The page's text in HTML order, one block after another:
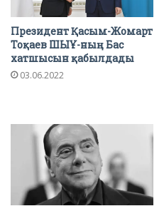
Президент Қасым-Жомарт
Тоқаев ШЫҰ-ның Бас
хатшысын қабылдады
03.06.2022